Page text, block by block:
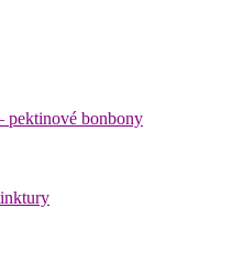
pektinové bonbony